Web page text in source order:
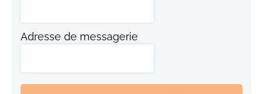
Adresse de messagerie